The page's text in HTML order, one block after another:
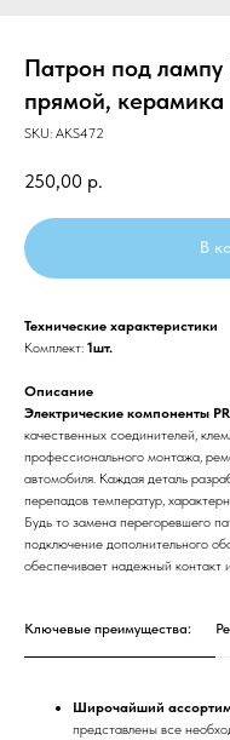
Патрон под лампу
прямой, керамика
SKU: AKS472
250,00 р.
В
Технические характеристики
Комплект: 1шт.
Описание
Электрические компоненты
качественных соединителей,
профессионального монтажа,
автомобиля. Каждая деталь
перепадов температур,
Будь то замена перегоревшего
подключение дополнительного
обеспечивает надежный контакт
Ключевые преимущества:
Широчайший
представлены все